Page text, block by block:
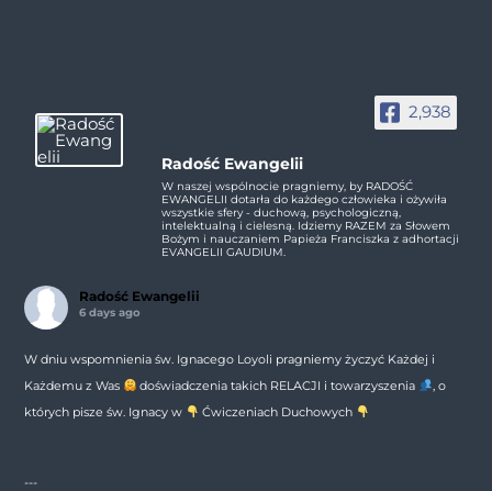
2,938
Radość Ewangelii
W naszej wspólnocie pragniemy, by RADOŚĆ
EWANGELII dotarła do każdego człowieka i ożywiła
wszystkie sfery - duchową, psychologiczną,
intelektualną i cielesną. Idziemy RAZEM za Słowem
Bożym i nauczaniem Papieża Franciszka z adhortacji
EVANGELII GAUDIUM.
Radość Ewangelii
6 days ago
W dniu wspomnienia św. Ignacego Loyoli pragniemy życzyć Każdej i
Każdemu z Was
doświadczenia takich RELACJI i towarzyszenia
, o
których pisze św. Ignacy w
Ćwiczeniach Duchowych
---